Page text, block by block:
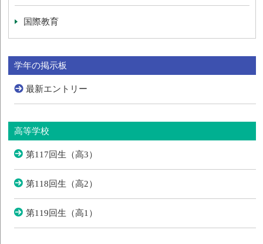
国際教育
学年の掲示板
最新エントリー
高等学校
第117回生（高3）
第118回生（高2）
第119回生（高1）